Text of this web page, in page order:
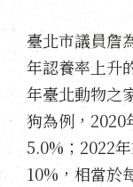
臺北市議員詹
年認養率上升
年臺北動物之
狗為例，2020
5.0%；2022
10%，相當於